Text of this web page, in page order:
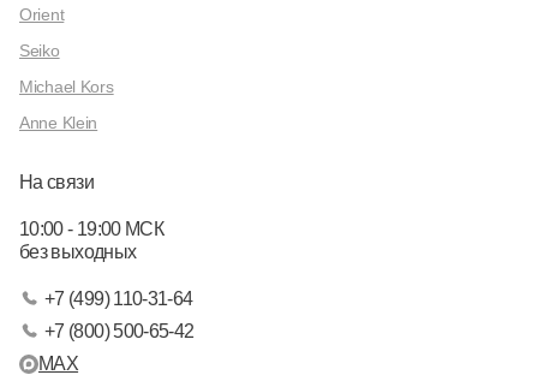
Orient
Seiko
Michael Kors
Anne Klein
На связи
10:00 - 19:00 МСК
без выходных
+7 (499) 110-31-64
+7 (800) 500-65-42
MAX